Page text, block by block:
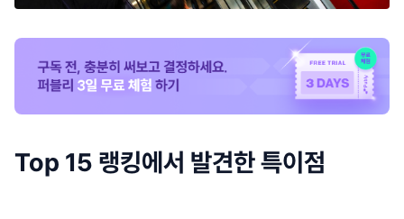
Top 15 랭킹에서 발견한 특이점